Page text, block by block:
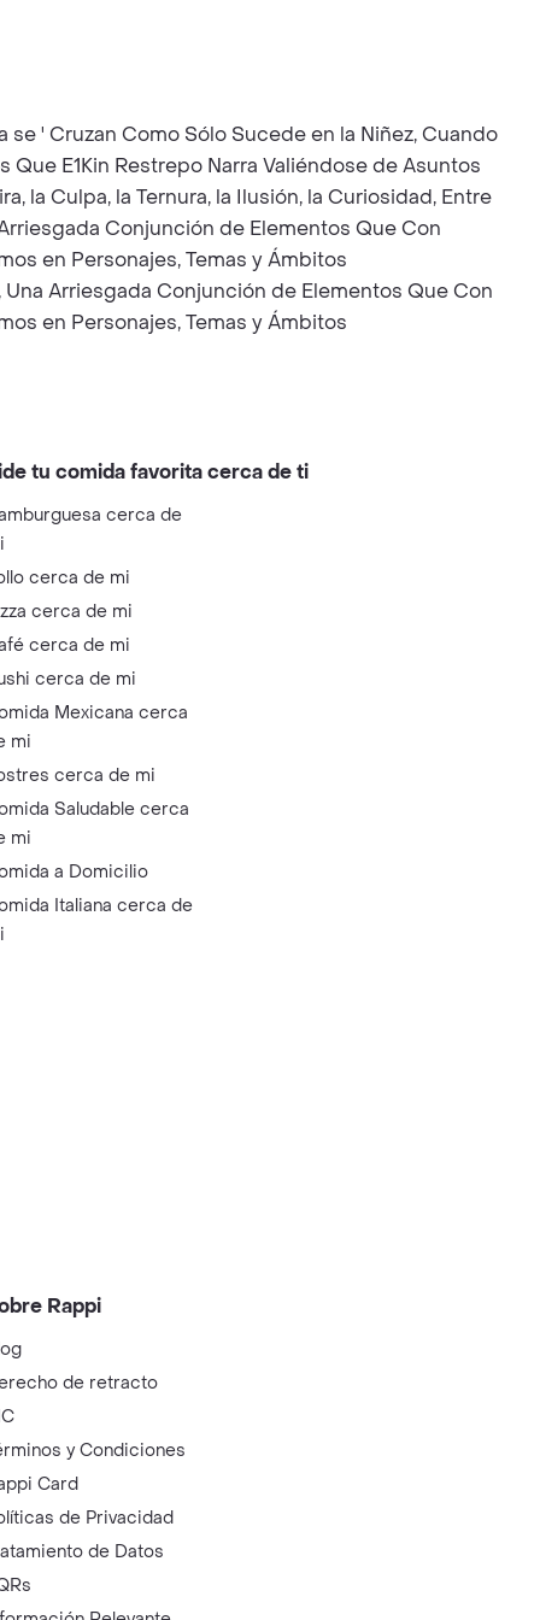
' Cruzan Como Sólo Sucede en la Niñez, Cuando
Que E1Kin Restrepo Narra Valiéndose de Asuntos
la Culpa, la Ternura, la Ilusión, la Curiosidad, Entre
Conjunción de Elementos Que Con
en Personajes, Temas y Ámbitos
Arriesgada Conjunción de Elementos Que Con
en Personajes, Temas y Ámbitos
tu comida favorita cerca de ti
cerca de
cerca de mi
cerca de mi
cerca de mi
cerca de mi
Mexicana cerca
mi
cerca de mi
Saludable cerca
mi
a Domicilio
Italiana cerca de
Rappi
de retracto
y Condiciones
Card
de Privacidad
de Datos